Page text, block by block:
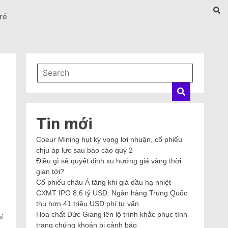
Tin mới
Coeur Mining hụt kỳ vọng lợi nhuận, cổ phiếu
chịu áp lực sau báo cáo quý 2
Điều gì sẽ quyết định xu hướng giá vàng thời
gian tới?
Cổ phiếu châu Á tăng khi giá dầu hạ nhiệt
CXMT IPO 8,6 tỷ USD: Ngân hàng Trung Quốc
thu hơn 41 triệu USD phí tư vấn
Hóa chất Đức Giang lên lộ trình khắc phục tình
trạng chứng khoán bị cảnh báo